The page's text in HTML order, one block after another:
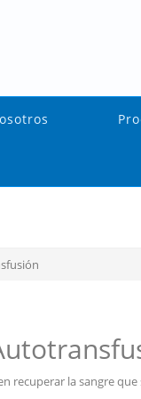
recuperar la sangre